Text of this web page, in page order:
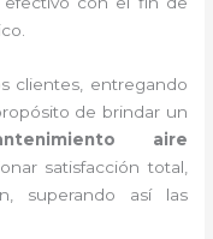
clientes, entregando
de brindar un
aire
satisfacción total,
superando así las